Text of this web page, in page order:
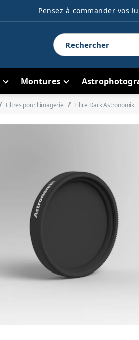
Pensez à commander vos
Montures
Filtres pour l'imagerie Filtre Dark Astronomik